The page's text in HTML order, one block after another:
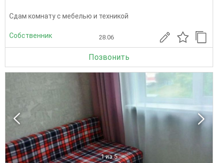
Сдам комнату с мебелью и техникой
Собственник 28.06
Позвонить
1 из 5